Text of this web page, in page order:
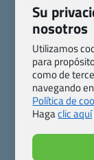
Pasaporte,
Blog
Política
Su
nosotros
Utilizamos
para
como de
navegando
Política de
Hagaclic aquí